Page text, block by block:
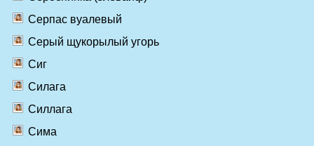
Серпас вуалевый
Серый щукорылый угорь
Сиг
Силага
Силлага
Сима